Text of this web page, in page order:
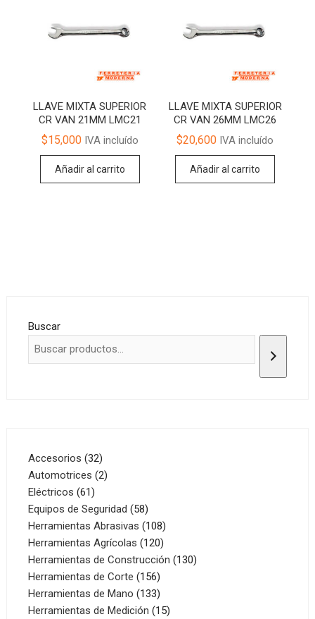
LLAVE MIXTA SUPERIOR
CR VAN 21MM LMC21
$15,000IVA incluído
Añadir al carrito
LLAVE MIXTA SUPERIOR
CR VAN 26MM LMC26
$20,600 IVA incluído
Añadir al carrito
Buscar
Accesorios 3232
productos
Automotrices 22
Eléctricos 6161
productos
Equipos de Seguridad 5858
productos
Herramientas Abrasivas 108108
productos
Herramientas Agrícolas 120120
productos
Herramientas de Construcción 130130
Herramientas de Corte 156156
productos
Herramientas de Mano 133133
productos
Herramientas de Medición 1515